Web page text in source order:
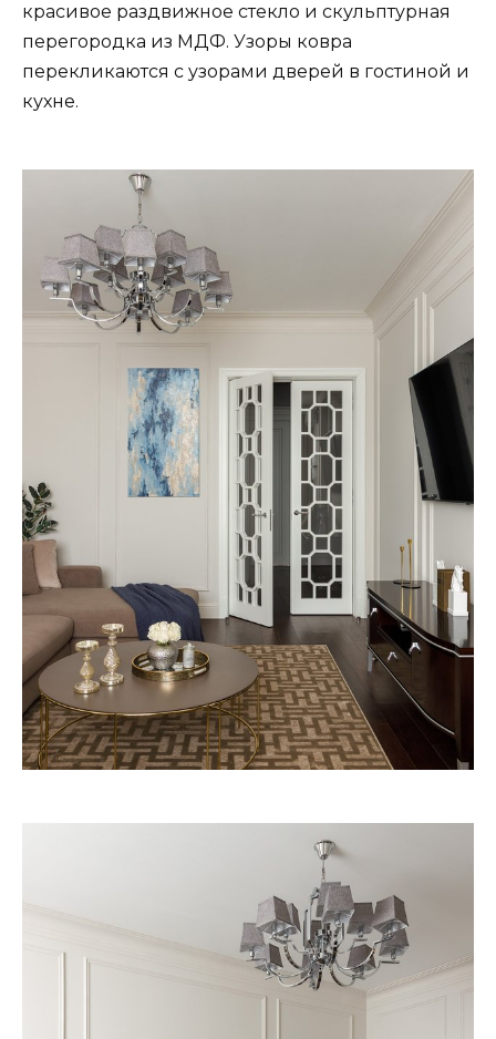
красивое раздвижное стекло и скульптурная
перегородка из МДФ. Узоры ковра
перекликаются с узорами дверей в гостиной и
кухне.